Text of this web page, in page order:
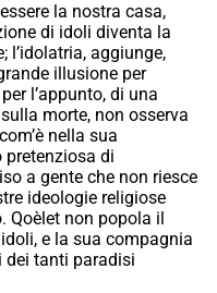
la nostra casa,
di idoli diventa la
l’idolatria, aggiunge,
illusione per
l’appunto, di una
morte, non osserva
nella sua
pretenziosa di
a gente che non riesce
ideologie religiose
non popola il
e la sua compagnia
dei tanti paradisi